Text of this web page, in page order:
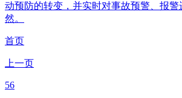
动预防的转变，并实时对事故预警、报
然。
首页
上一页
56